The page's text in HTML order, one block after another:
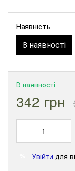
Наявність
В наявності
В наявності
342 грн
Увійти для